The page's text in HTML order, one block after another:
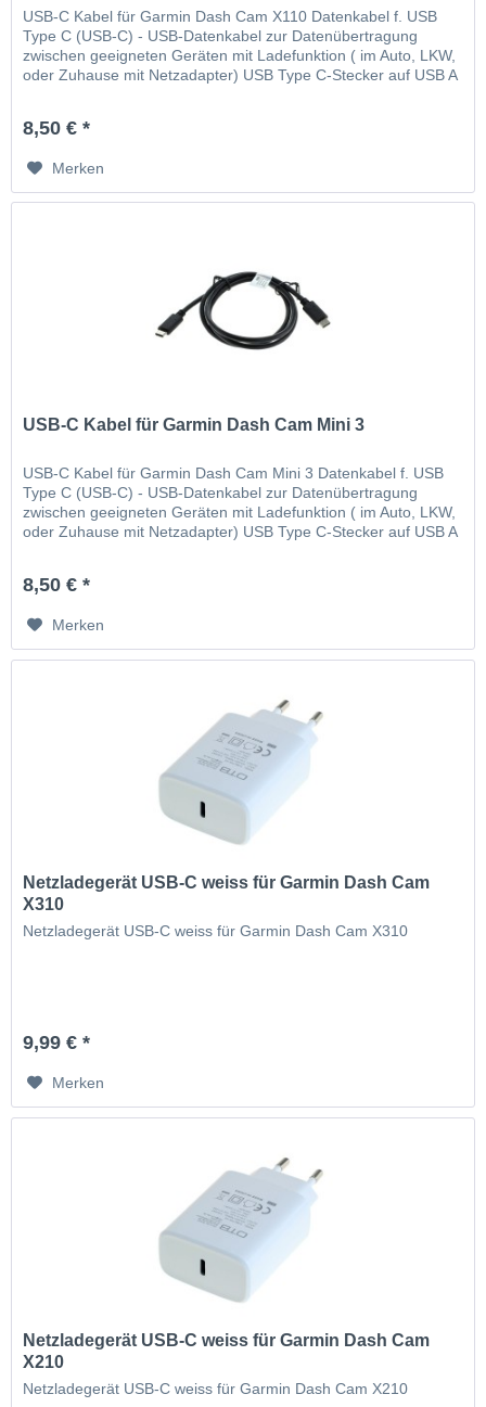
USB-C Kabel für Garmin Dash Cam X110 Datenkabel f. USB
Type C (USB-C) - USB-Datenkabel zur Datenübertragung
zwischen geeigneten Geräten mit Ladefunktion ( im Auto, LKW,
oder Zuhause mit Netzadapter) USB Type C-Stecker auf USB A
8,50 € *
Merken
USB-C Kabel für Garmin Dash Cam Mini 3
USB-C Kabel für Garmin Dash Cam Mini 3 Datenkabel f. USB
Type C (USB-C) - USB-Datenkabel zur Datenübertragung
zwischen geeigneten Geräten mit Ladefunktion ( im Auto, LKW,
oder Zuhause mit Netzadapter) USB Type C-Stecker auf USB A
8,50 € *
Merken
Netzladegerät USB-C weiss für Garmin Dash Cam
X310
Netzladegerät USB-C weiss für Garmin Dash Cam X310
9,99 € *
Merken
Netzladegerät USB-C weiss für Garmin Dash Cam
X210
Netzladegerät USB-C weiss für Garmin Dash Cam X210